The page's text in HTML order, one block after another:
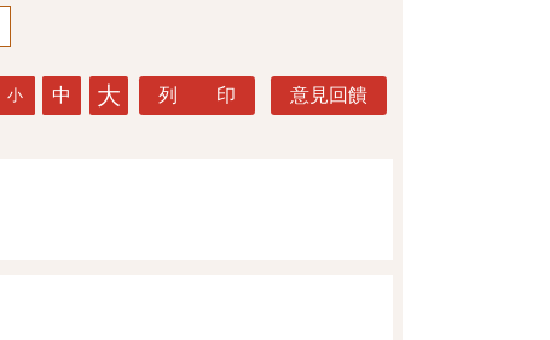
小 中 大 列 印 意見回饋